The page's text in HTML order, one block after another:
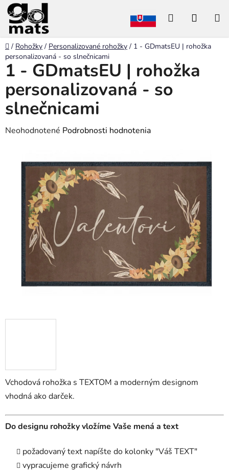
Prejsť
na
obsah
Hľadať
Domov
/ Rohožky / Personalizované rohožky / 1 - GDmatsEU | rohožka
personalizovaná - so slnečnicami
Vchodová rohožka s TEXTOM a moderným designom
vhodná ako darček.
Do designu rohožky vložíme Vaše mená a text
požadovaný text napíšte do kolonky "Váš TEXT"
vypracujeme grafický návrh
1 - GDmatsEU | rohožka
personalizovaná - so
slnečnicami
Priemerné
hviezdičiek.
Neohodnotené Podrobnosti hodnotenia